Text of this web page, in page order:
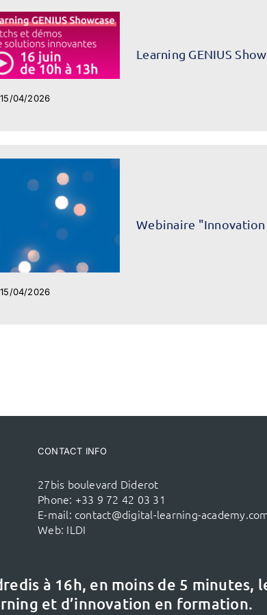
04/2026
Learning GENIUS
04/2026
Webinaire
CONTACT INFO
27bis boulevard Diderot
Phone: +33 9 72 42 03 31
E-mail: contact@digital-learning-
Web: ILDI
à 16h, en moins de 5 minutes,
et d’innovation en formation.